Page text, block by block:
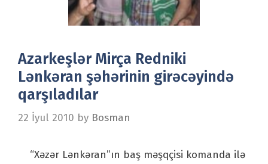
Azarkeşlər Mirça Redniki
Lənkəran şəhərinin girəcəyində
qarşıladılar
22 İyul 2010 by Bosman
“Xəzər Lənkəran”ın baş məşqçisi komanda ilə